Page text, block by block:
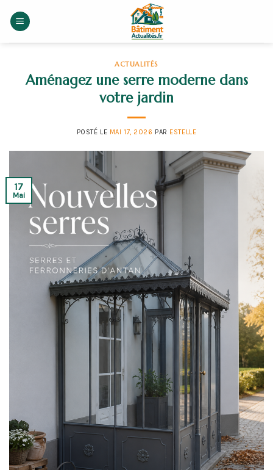
ACTUALITÉS
Aménagez une serre moderne dans
votre jardin
POSTÉ LE MAI 17, 2026 PAR ESTELLE
17
Mai